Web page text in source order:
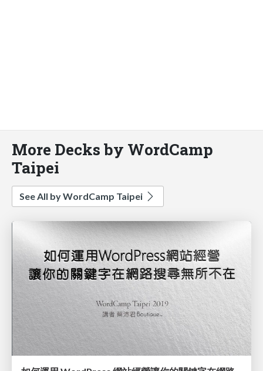
More Decks by WordCamp
Taipei
See All by WordCamp Taipei